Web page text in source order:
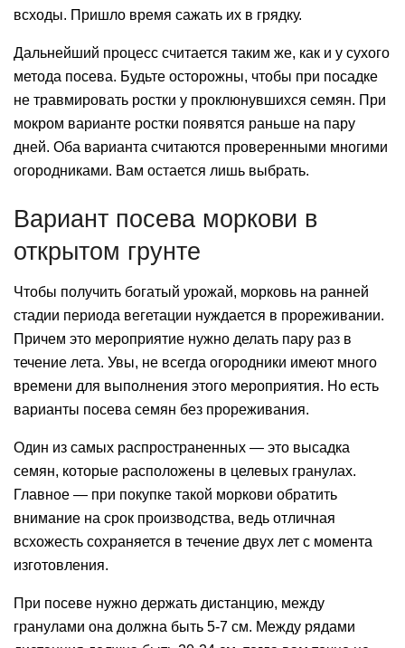
всходы. Пришло время сажать их в грядку.
Дальнейший процесс считается таким же, как и у сухого
метода посева. Будьте осторожны, чтобы при посадке
не травмировать ростки у проклюнувшихся семян. При
мокром варианте ростки появятся раньше на пару
дней. Оба варианта считаются проверенными многими
огородниками. Вам остается лишь выбрать.
Вариант посева моркови в
открытом грунте
Чтобы получить богатый урожай, морковь на ранней
стадии периода вегетации нуждается в прореживании.
Причем это мероприятие нужно делать пару раз в
течение лета. Увы, не всегда огородники имеют много
времени для выполнения этого мероприятия. Но есть
варианты посева семян без прореживания.
Один из самых распространенных — это высадка
семян, которые расположены в целевых гранулах.
Главное — при покупке такой моркови обратить
внимание на срок производства, ведь отличная
всхожесть сохраняется в течение двух лет с момента
изготовления.
При посеве нужно держать дистанцию, между
гранулами она должна быть 5-7 см. Между рядами